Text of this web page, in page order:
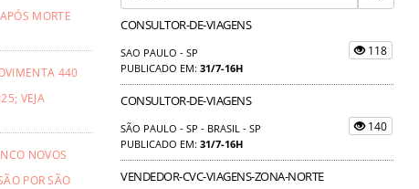
MORTE
440
VEJA
NOVOS
POR SÃO
CONSULTOR-DE-VIAGENS
SAO PAULO - SP
PUBLICADO EM: 31/7-16H
118
CONSULTOR-DE-VIAGENS
SÃO PAULO - SP - BRASIL - SP
PUBLICADO EM: 31/7-16H
140
VENDEDOR-CVC-VIAGENS-ZONA-NORTE